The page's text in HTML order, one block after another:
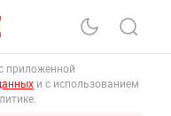
приложенной
и с использованием